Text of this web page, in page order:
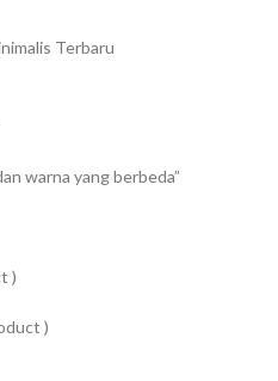
Terbaru
warna yang berbeda”
)
)